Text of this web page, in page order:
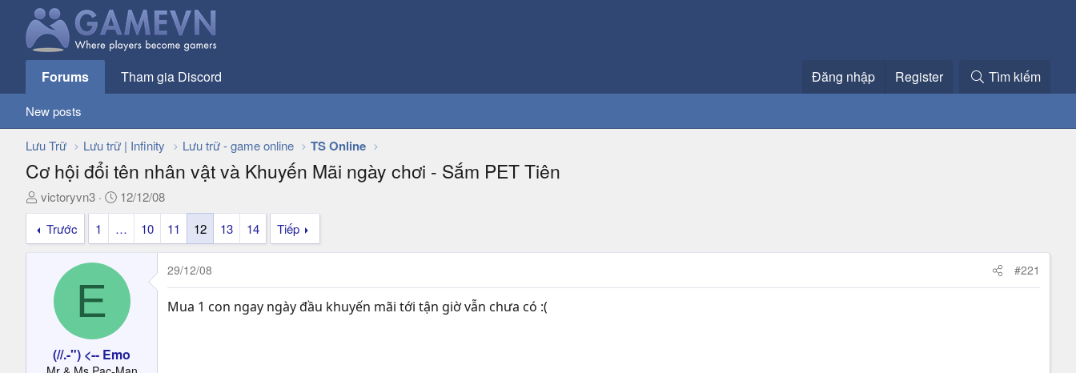
Forums Tham gia Discord Đăng nhập Register Tìm kiếm
New posts
Lưu Trữ Lưu trữ | Infinity Lưu trữ - game online TS Online
Cơ hội đổi tên nhân vật và Khuyến Mãi ngày chơi - Sắm PET Tiên
T
h
e
victoryvn3
N
g
à
y
ử
12/12/08
Trước
1 … 10 11 12 13 14 Tiếp
E
(//.-") <-- Emo
29/12/08 #221
Mua 1 con ngay ngày đầu khuyến mãi tới tận giờ vẫn chưa có :(